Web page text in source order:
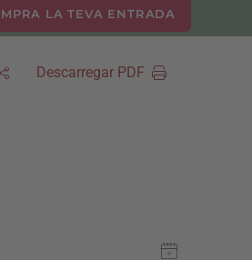
LA TEVA ENTRADA
Descarregar PDF